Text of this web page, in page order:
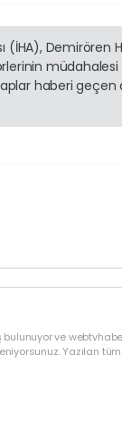
(İHA),
haberi
bulunuyor ve
Yazılan